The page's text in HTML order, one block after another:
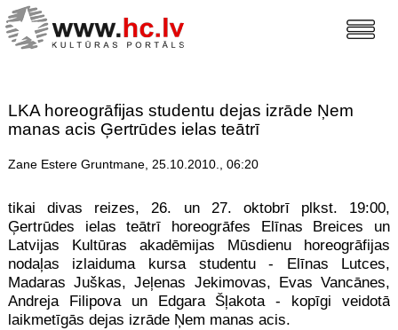
LKA horeogrāfijas studentu dejas izrāde Ņem
manas acis Ģertrūdes ielas teātrī
Zane Estere Gruntmane, 25.10.2010., 06:20
tikai divas reizes, 26. un 27. oktobrī plkst. 19:00,
Ģertrūdes ielas teātrī horeogrāfes Elīnas Breices un
Latvijas Kultūras akadēmijas Mūsdienu horeogrāfijas
nodaļas izlaiduma kursa studentu - Elīnas Lutces,
Madaras Juškas, Jeļenas Jekimovas, Evas Vancānes,
Andreja Filipova un Edgara Šļakota - kopīgi veidotā
laikmetīgās dejas izrāde Ņem manas acis.